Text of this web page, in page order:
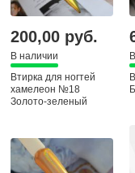
200,00 руб.
В наличии
Втирка для ногтей
хамелеон №18
Золото-зеленый